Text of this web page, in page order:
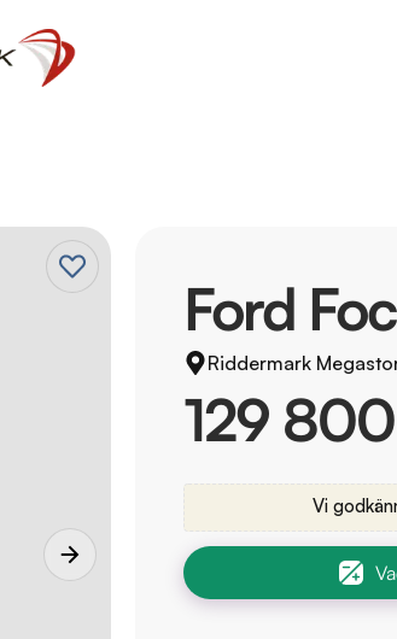
Ford
Riddermark
129
Vi